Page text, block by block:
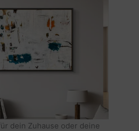
dein Zuhause oder deine